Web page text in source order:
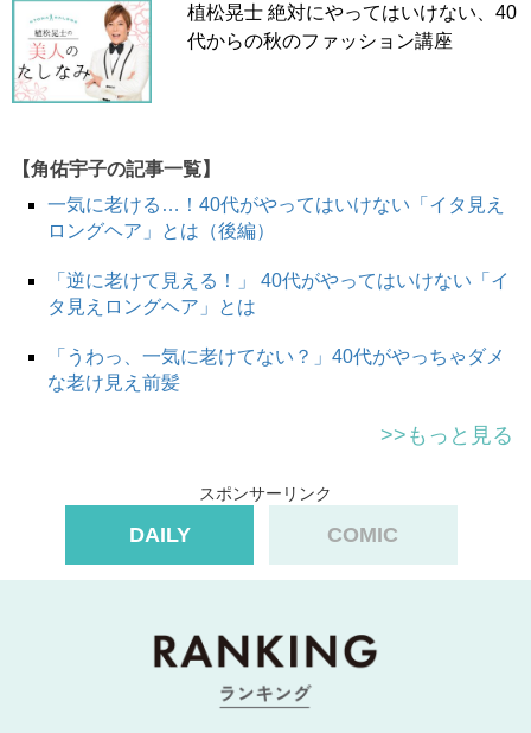
アスタイルとなっていますが、毛量が多くてハリ・コシの
強い髪や、くせ毛さんは髪のボリュームが横に広がりやす
くなってしまうので注意が必要です。起きぬけにブラッシ
崩れやすくなるので、スタイリングする前にしっかりブロ
ーをして毛流れを整える工程を忘れないようにしてくださ
S字カールを作ったらスタイリングバームを髪全体に馴染
ュームとまとまりを感じさせるヨシンモリが完成します
襟足が長めの「伸ばしっぱなし」ショートボブ
植松晃士 絶対にやってはいけない、40
代からの秋のファッション講座
【角佑宇子の記事一覧】
一気に老ける…！40代がやってはいけない「イタ見え
ロングヘア」とは（後編）
「逆に老けて見える！」 40代がやってはいけない「イ
タ見えロングヘア」とは
「うわっ、一気に老けてない？」40代がやっちゃダメ
な老け見え前髪
>>もっと見る
スポンサーリンク
DAILY COMIC